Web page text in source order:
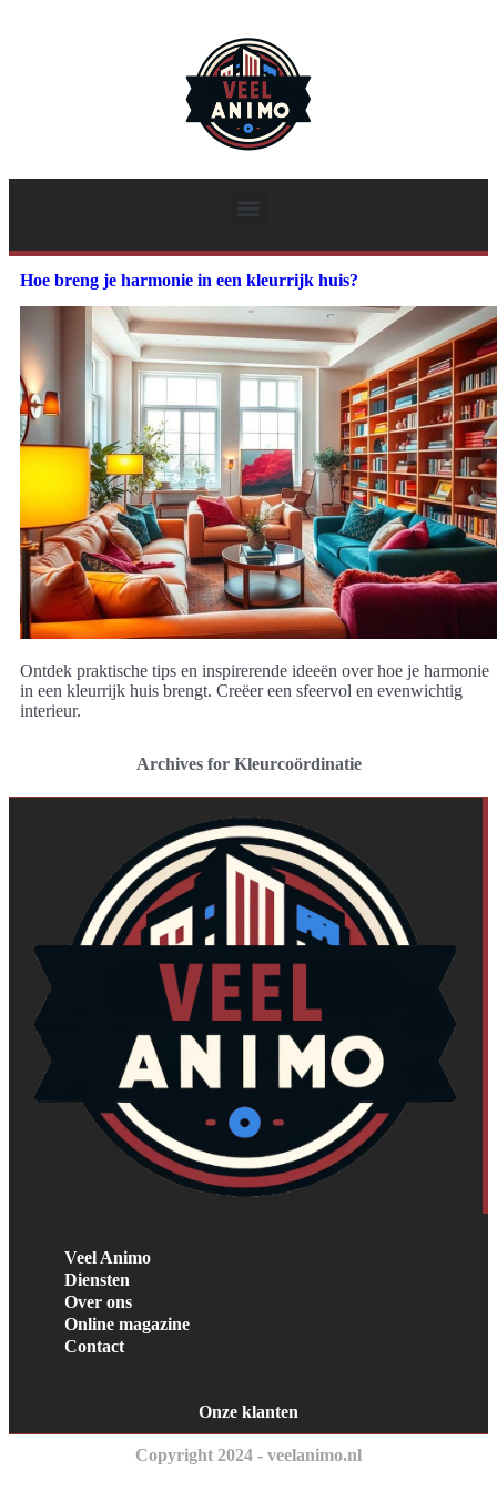
Hoe breng je harmonie in een kleurrijk huis?
Ontdek praktische tips en inspirerende ideeën over hoe je harmonie
in een kleurrijk huis brengt. Creëer een sfeervol en evenwichtig
interieur.
Archives for Kleurcoördinatie
Veel Animo
Diensten
Over ons
Online magazine
Contact
Onze klanten
Copyright 2024 - veelanimo.nl